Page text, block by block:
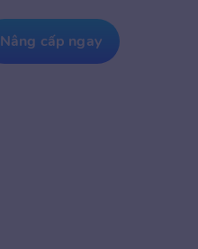
Nâng cấp ngay